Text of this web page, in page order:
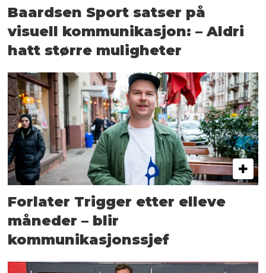
Baardsen Sport satser på
visuell kommunikasjon: – Aldri
hatt større muligheter
Forlater Trigger etter elleve
måneder – blir
kommunikasjonssjef